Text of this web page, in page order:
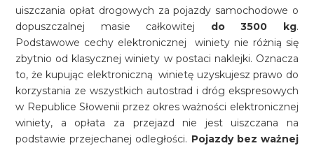
uiszczania opłat drogowych za pojazdy samochodowe o
dopuszczalnej masie całkowitej do 3500 kg.
Podstawowe cechy elektronicznej winiety nie różnią się
zbytnio od klasycznej winiety w postaci naklejki. Oznacza
to, że kupując elektroniczną winietę uzyskujesz prawo do
korzystania ze wszystkich autostrad i dróg ekspresowych
w Republice Słowenii przez okres ważności elektronicznej
winiety, a opłata za przejazd nie jest uiszczana na
podstawie przejechanej odległości. Pojazdy bez ważnej